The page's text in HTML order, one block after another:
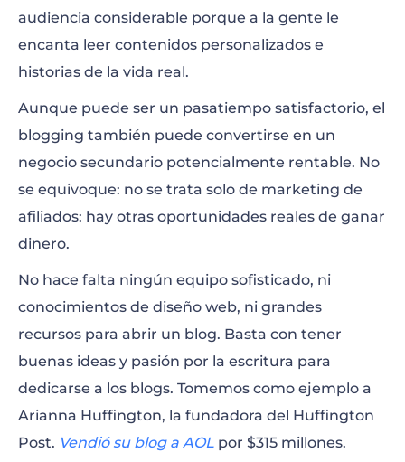
Páginas web de búsqueda de empleo
Alimentación y restaurantes
Recetas
Moda
Belleza
Gimnasia
Deportes extremos
Historia de países
audiencia considerable porque a la gente le
encanta leer contenidos personalizados e
historias de la vida real.
Aunque puede ser un pasatiempo satisfactorio, el
blogging también puede convertirse en un
negocio secundario potencialmente rentable. No
se equivoque: no se trata solo de marketing de
afiliados: hay otras oportunidades reales de ganar
dinero.
No hace falta ningún equipo sofisticado, ni
conocimientos de diseño web, ni grandes
recursos para abrir un blog. Basta con tener
buenas ideas y pasión por la escritura para
dedicarse a los blogs. Tomemos como ejemplo a
Arianna Huffington, la fundadora del Huffington
Post. Vendió su blog a AOL por $315 millones.